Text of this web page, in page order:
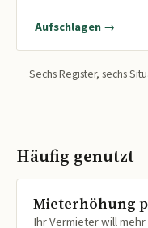
Aufschlagen →
Sechs Register, sechs
Häufig genutzt
Mieterhöhung
Ihr Vermieter will mehr